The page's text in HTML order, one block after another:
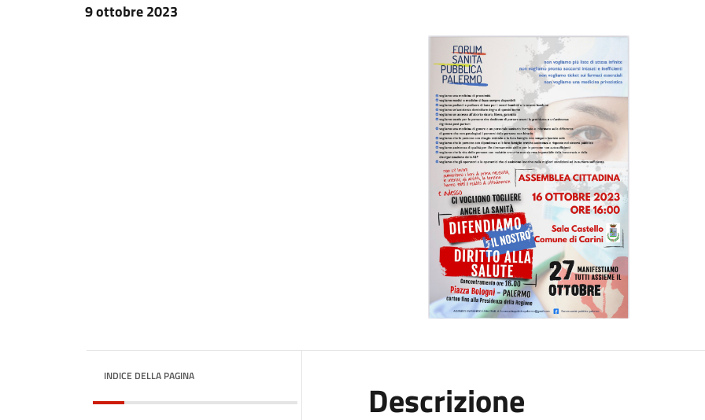
9 ottobre 2023
INDICE DELLA PAGINA
Descrizione